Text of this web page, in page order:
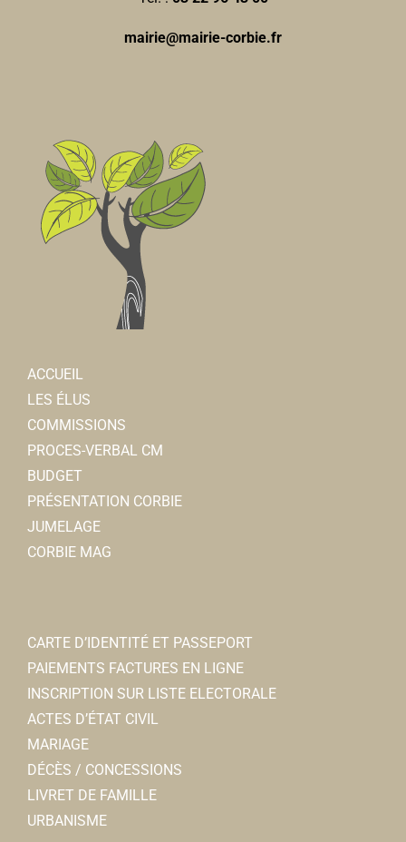
mairie@mairie-corbie.fr
ACCUEIL
LES ÉLUS
COMMISSIONS
PROCES-VERBAL CM
BUDGET
PRÉSENTATION CORBIE
JUMELAGE
CORBIE MAG
CARTE D’IDENTITÉ ET PASSEPORT
PAIEMENTS FACTURES EN LIGNE
INSCRIPTION SUR LISTE ELECTORALE
ACTES D’ÉTAT CIVIL
MARIAGE
DÉCÈS / CONCESSIONS
LIVRET DE FAMILLE
URBANISME